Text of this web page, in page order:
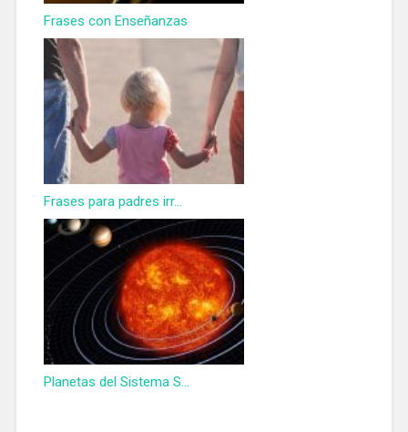
Frases con Enseñanzas
Frases para padres irr...
Planetas del Sistema S...